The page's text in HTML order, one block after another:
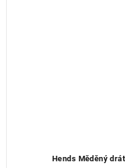
Hends Měděný